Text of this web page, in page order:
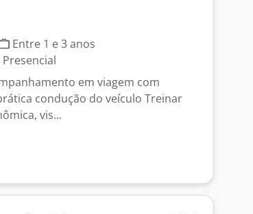
Entre 1 e 3 anos
Presencial
em viagem com
condução do veículo Treinar
vis...